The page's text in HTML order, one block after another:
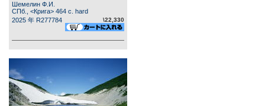
Шемелин Ф.И.
СПб., <Крига> 464 c. hard
2025 年 R277784
\22,330